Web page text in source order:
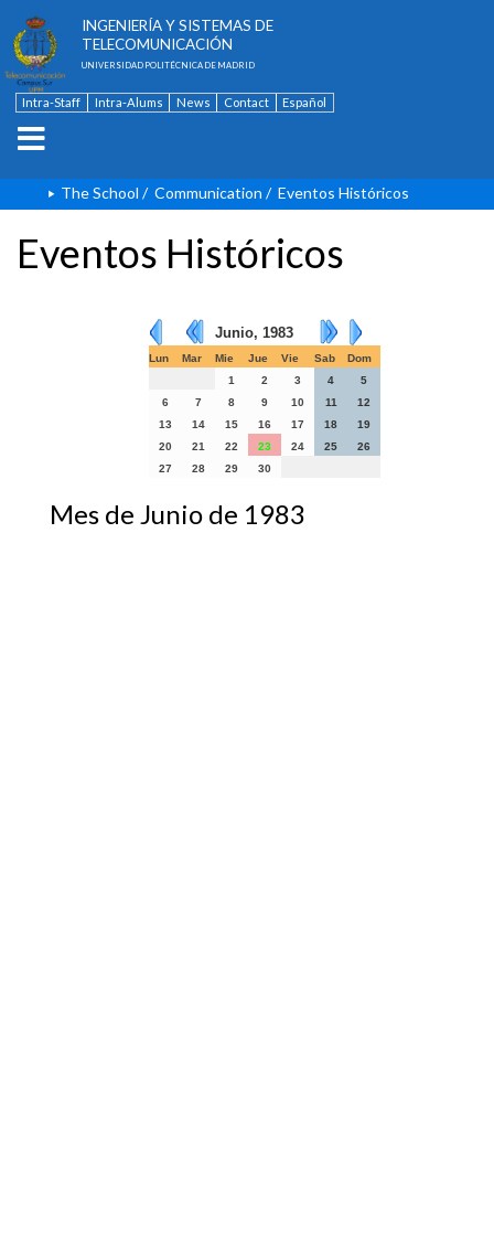
INGENIERÍA Y SISTEMAS DE
TELECOMUNICACIÓN
UNIVERSIDAD POLITÉCNICA DE MADRID
Intra-Staff Intra-Alums News Contact Español
The School / Communication / Eventos Históricos
Eventos Históricos
Junio, 1983
Lun Mar Mie Jue Vie Sab
Dom
1
2 3 4
5
6
7 8 9 10 11
12
13
14 15 16 17 18
19
20
21 22 23 24 25
26
27
28 29 30
Mes de Junio de 1983